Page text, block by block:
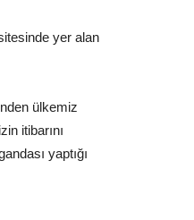
yer alan
ülkemiz
itibarını
yaptığı